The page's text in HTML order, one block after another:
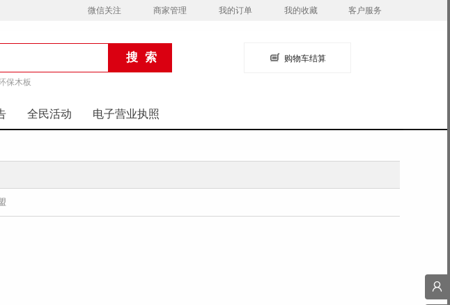
微信关注 商家管理 我的订单 我的收藏 客户服务
保木板
购物车结算
全民活动 电子营业执照